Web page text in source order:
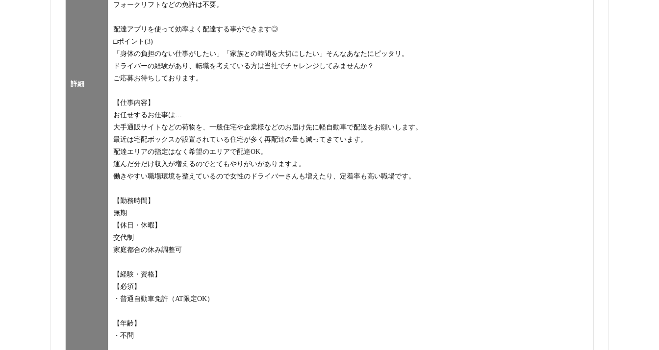
詳細
フォークリフトなどの免許は不要。
配達アプリを使って効率よく配達する事ができます◎
□ポイント(3)
「身体の負担のない仕事がしたい」「家族との時間を大切にしたい」そんなあなたにピッタリ。
ドライバーの経験があり、転職を考えている方は当社でチャレンジしてみませんか？
ご応募お待ちしております。
【仕事内容】
お任せするお仕事は…
大手通販サイトなどの荷物を、一般住宅や企業様などのお届け先に軽自動車で配送をお願いします。
最近は宅配ボックスが設置されている住宅が多く再配達の量も減ってきています。
配達エリアの指定はなく希望のエリアで配達OK。
運んだ分だけ収入が増えるのでとてもやりがいがありますよ。
働きやすい職場環境を整えているので女性のドライバーさんも増えたり、定着率も高い職場です。
【勤務時間】
無期
【休日・休暇】
交代制
家庭都合の休み調整可
【経験・資格】
【必須】
・普通自動車免許（AT限定OK）
【年齢】
・不問